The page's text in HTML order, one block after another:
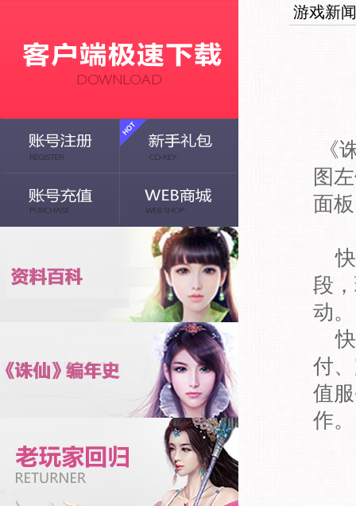
游戏新闻
《
图
面
段
动。
付
值
作。